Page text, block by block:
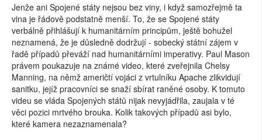
Jenže ani Spojené státy nejsou bez viny, i když samozřejmě ta
vina je řádově podstatně menší. To, že se Spojené státy
verbálně přihlášují k humanitárním principům, ještě bohužel
neznamená, že je důsledně dodržují - sobecký státní zájem v
řadě případů převáží nad humanitárními imperativy. Paul Mason
právem poukazuje na známé video, které zveřejnila Chelsy
Manning, na němž američtí vojáci z vrtulníku Apache zlikvidují
sanitku, jejíž pracovníci se snaží sbírat raněné osoby. K tomuto
videu se vláda Spojených států nijak nevyjádřila, zaujala v té
věci pozici mrtvého brouka. Kolik takových případů asi bylo,
které kamera nezaznamenala?